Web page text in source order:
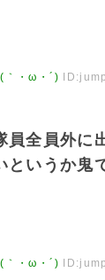
｀・ω・´)
員全員外に
というか鬼
｀・ω・´)